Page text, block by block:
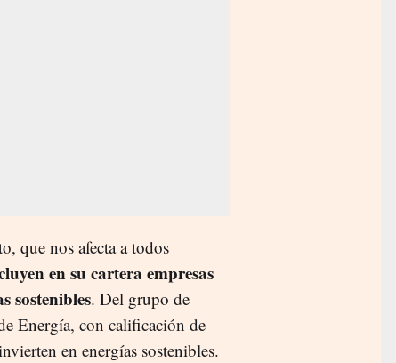
que nos afecta a todos
en su cartera empresas
sostenibles. Del grupo de
Energía, con calificación de
en energías sostenibles.